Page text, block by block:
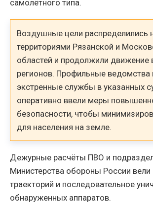
самолётного типа.
Воздушные цели распределились
территориями Рязанской и
областей и продолжили движение
регионов. Профильные ведомства
экстренные службы в указанных
оперативно ввели меры
безопасности, чтобы
для населения на земле.
Дежурные расчёты ПВО и
Министерства обороны России вели
траекторий и последовательное
обнаруженных аппаратов.